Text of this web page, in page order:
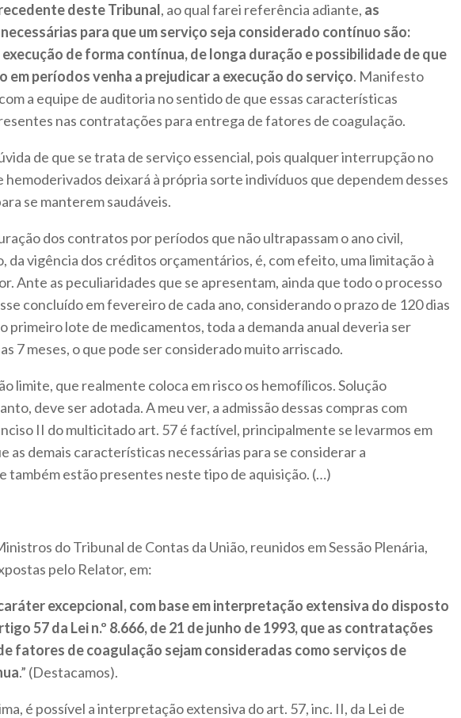
deste Tribunal, ao qual farei referência adiante, as
para que um serviço seja considerado contínuo são:
de forma contínua, de longa duração e possibilidade de que
em períodos venha a prejudicar a execução do serviço. Manifesto
a equipe de auditoria no sentido de que essas características
nas contratações para entrega de fatores de coagulação.
de que se trata de serviço essencial, pois qualquer interrupção no
deixará à própria sorte indivíduos que dependem desses
se manterem saudáveis.
dos contratos por períodos que não ultrapassam o ano civil,
da vigência dos créditos orçamentários, é, com efeito, uma limitação à
Ante as peculiaridades que se apresentam, ainda que todo o processo
concluído em fevereiro de cada ano, considerando o prazo de 120 dias
primeiro lote de medicamentos, toda a demanda anual deveria ser
7 meses, o que pode ser considerado muito arriscado.
limite, que realmente coloca em risco os hemofílicos. Solução
deve ser adotada. A meu ver, a admissão dessas compras com
II do multicitado art. 57 é factível, principalmente se levarmos em
as demais características necessárias para se considerar a
também estão presentes neste tipo de aquisição. (…)
do Tribunal de Contas da União, reunidos em Sessão Plenária,
pelo Relator, em:
excepcional, com base em interpretação extensiva do disposto
57 da Lei n.º 8.666, de 21 de junho de 1993, que as contratações
fatores de coagulação sejam consideradas como serviços de
.” (Destacamos).
é possível a interpretação extensiva do art. 57, inc. II, da Lei de